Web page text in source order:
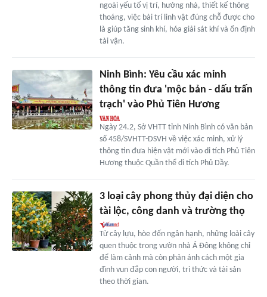
ngoài yếu tố vị trí, hướng nhà, thiết kế thông
thoáng, việc bài trí linh vật đúng chỗ được cho
là giúp tăng sinh khí, hóa giải sát khí và ổn định
tài vận.
Ninh Bình: Yêu cầu xác minh
thông tin đưa 'mộc bản - dấu trấn
trạch' vào Phủ Tiên Hương
Ngày 24.2, Sở VHTT tỉnh Ninh Bình có văn bản
số 458/SVHTT-DSVH về việc xác minh, xử lý
thông tin đưa hiện vật mới vào di tích Phủ Tiên
Hương thuộc Quần thể di tích Phủ Dầy.
3 loại cây phong thủy đại diện cho
tài lộc, công danh và trường thọ
Từ cây lựu, hòe đến ngân hạnh, những loài cây
quen thuộc trong vườn nhà Á Đông không chỉ
để làm cảnh mà còn phản ánh cách một gia
đình vun đắp con người, tri thức và tài sản
theo thời gian.